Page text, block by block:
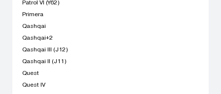
Patrol VI (Y62)
Primera
Qashqai
Qashqai+2
Qashqai III (J12)
Qashqai II (J11)
Quest
Quest IV